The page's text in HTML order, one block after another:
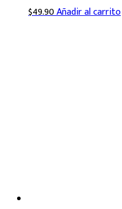
$49.90Añadir al carrito